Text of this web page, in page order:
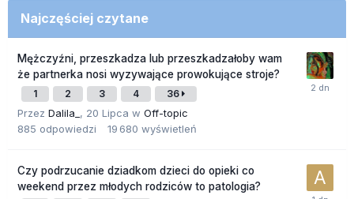
Najczęściej czytane
Mężczyźni, przeszkadza lub przeszkadzałoby wam
że partnerka nosi wyzywające prowokujące stroje?
1 2 3 4 36
Przez Dalila_ , 20 Lipca w Off-topic
885 odpowiedzi 19 680 wyświetleń
Czy podrzucanie dziadkom dzieci do opieki co
weekend przez młodych rodziców to patologia?